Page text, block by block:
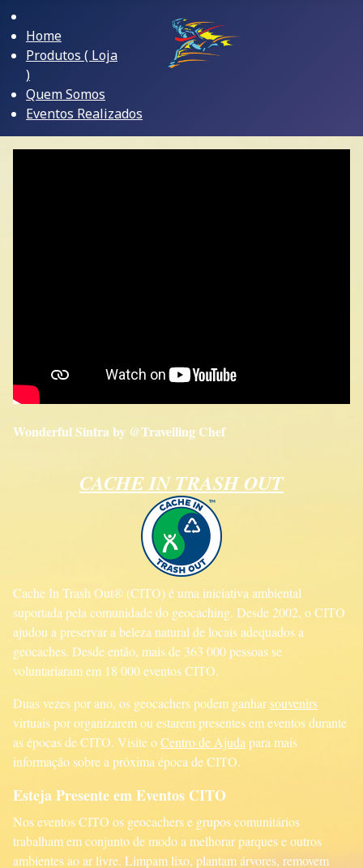
Home
Produtos ( Loja
)
Quem Somos
Eventos Realizados
Wonderful Sintra by @Travelling Chef
CACHE IN TRASH OUT
Cache In Trash Out® (CITO) é uma iniciativa ambiental
suportada pela comunidade do geocaching. Desde 2002, o CITO
ajudou a preservar a beleza natural de locais adequados a
geocaches. Desde então, mais de 363 000 pessoas se
voluntariaram em 18 000 eventos CITO.
Duas vezes por ano, os geocachers podem ganhar souvenirs
virtuais por organizarem ou estarem presentes em eventos durante
as épocas de CITO. Visite oCentro de Ajuda para mais
informação sobre a próxima época de CITO.
Esteja Presente em Eventos CITO
Nos eventos CITO os geocachers e grupos comunitários
trabalham em conjunto de modo a melhorar parques e outros
ambientes ao ar livre. Limpam lixo, plantam árvores, removem